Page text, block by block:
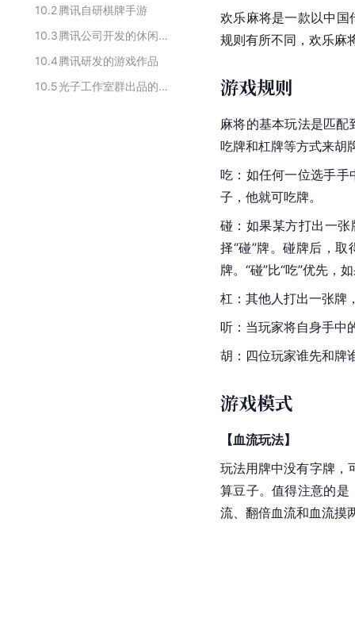
10.2腾讯自研棋牌手游
10.3
腾讯公司开发的休闲类游戏
10.4腾讯研发的游戏作品
10.5
光子工作室群出品的游戏
欢乐麻将是一款以中国
规则有所不同，欢乐麻
游戏规则
麻将的基本玩法是匹
吃牌和杠牌等方式来胡
吃：如任何一位选手手
子，他就可吃牌。
碰：如果某方打出一
择“碰”牌。碰牌后，
牌。“碰”比“吃”优先，
杠：其他人打出一张牌
听：当玩家将自身手中
胡：四位玩家谁先和牌
游戏模式
【血流玩法】
玩法用牌中没有字牌，
算豆子。值得注意的是
流、翻倍血流和血流摸